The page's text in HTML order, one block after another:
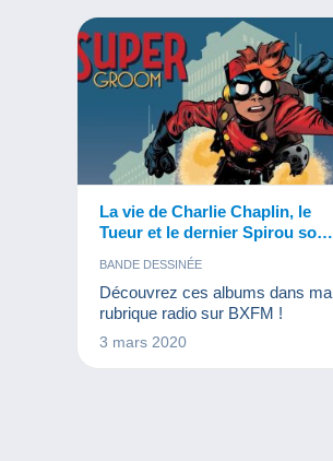
La vie de Charlie Chaplin, le
Tueur et le dernier Spirou sont
BANDE DESSINÉE
Découvrez ces albums dans ma
rubrique radio sur BXFM !
3 mars 2020